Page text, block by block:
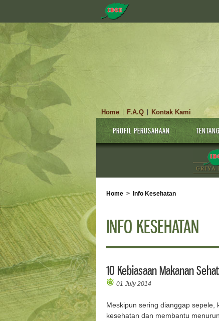
Home F.A.Q Kontak Kami
PROFIL PERUSAHAAN
Home > Info Kesehatan
INFO KESEHATAN
10 Kebiasaan Makanan Sehat
01 July 2014
Meskipun sering dianggap sepele,
kesehatan dan membantu